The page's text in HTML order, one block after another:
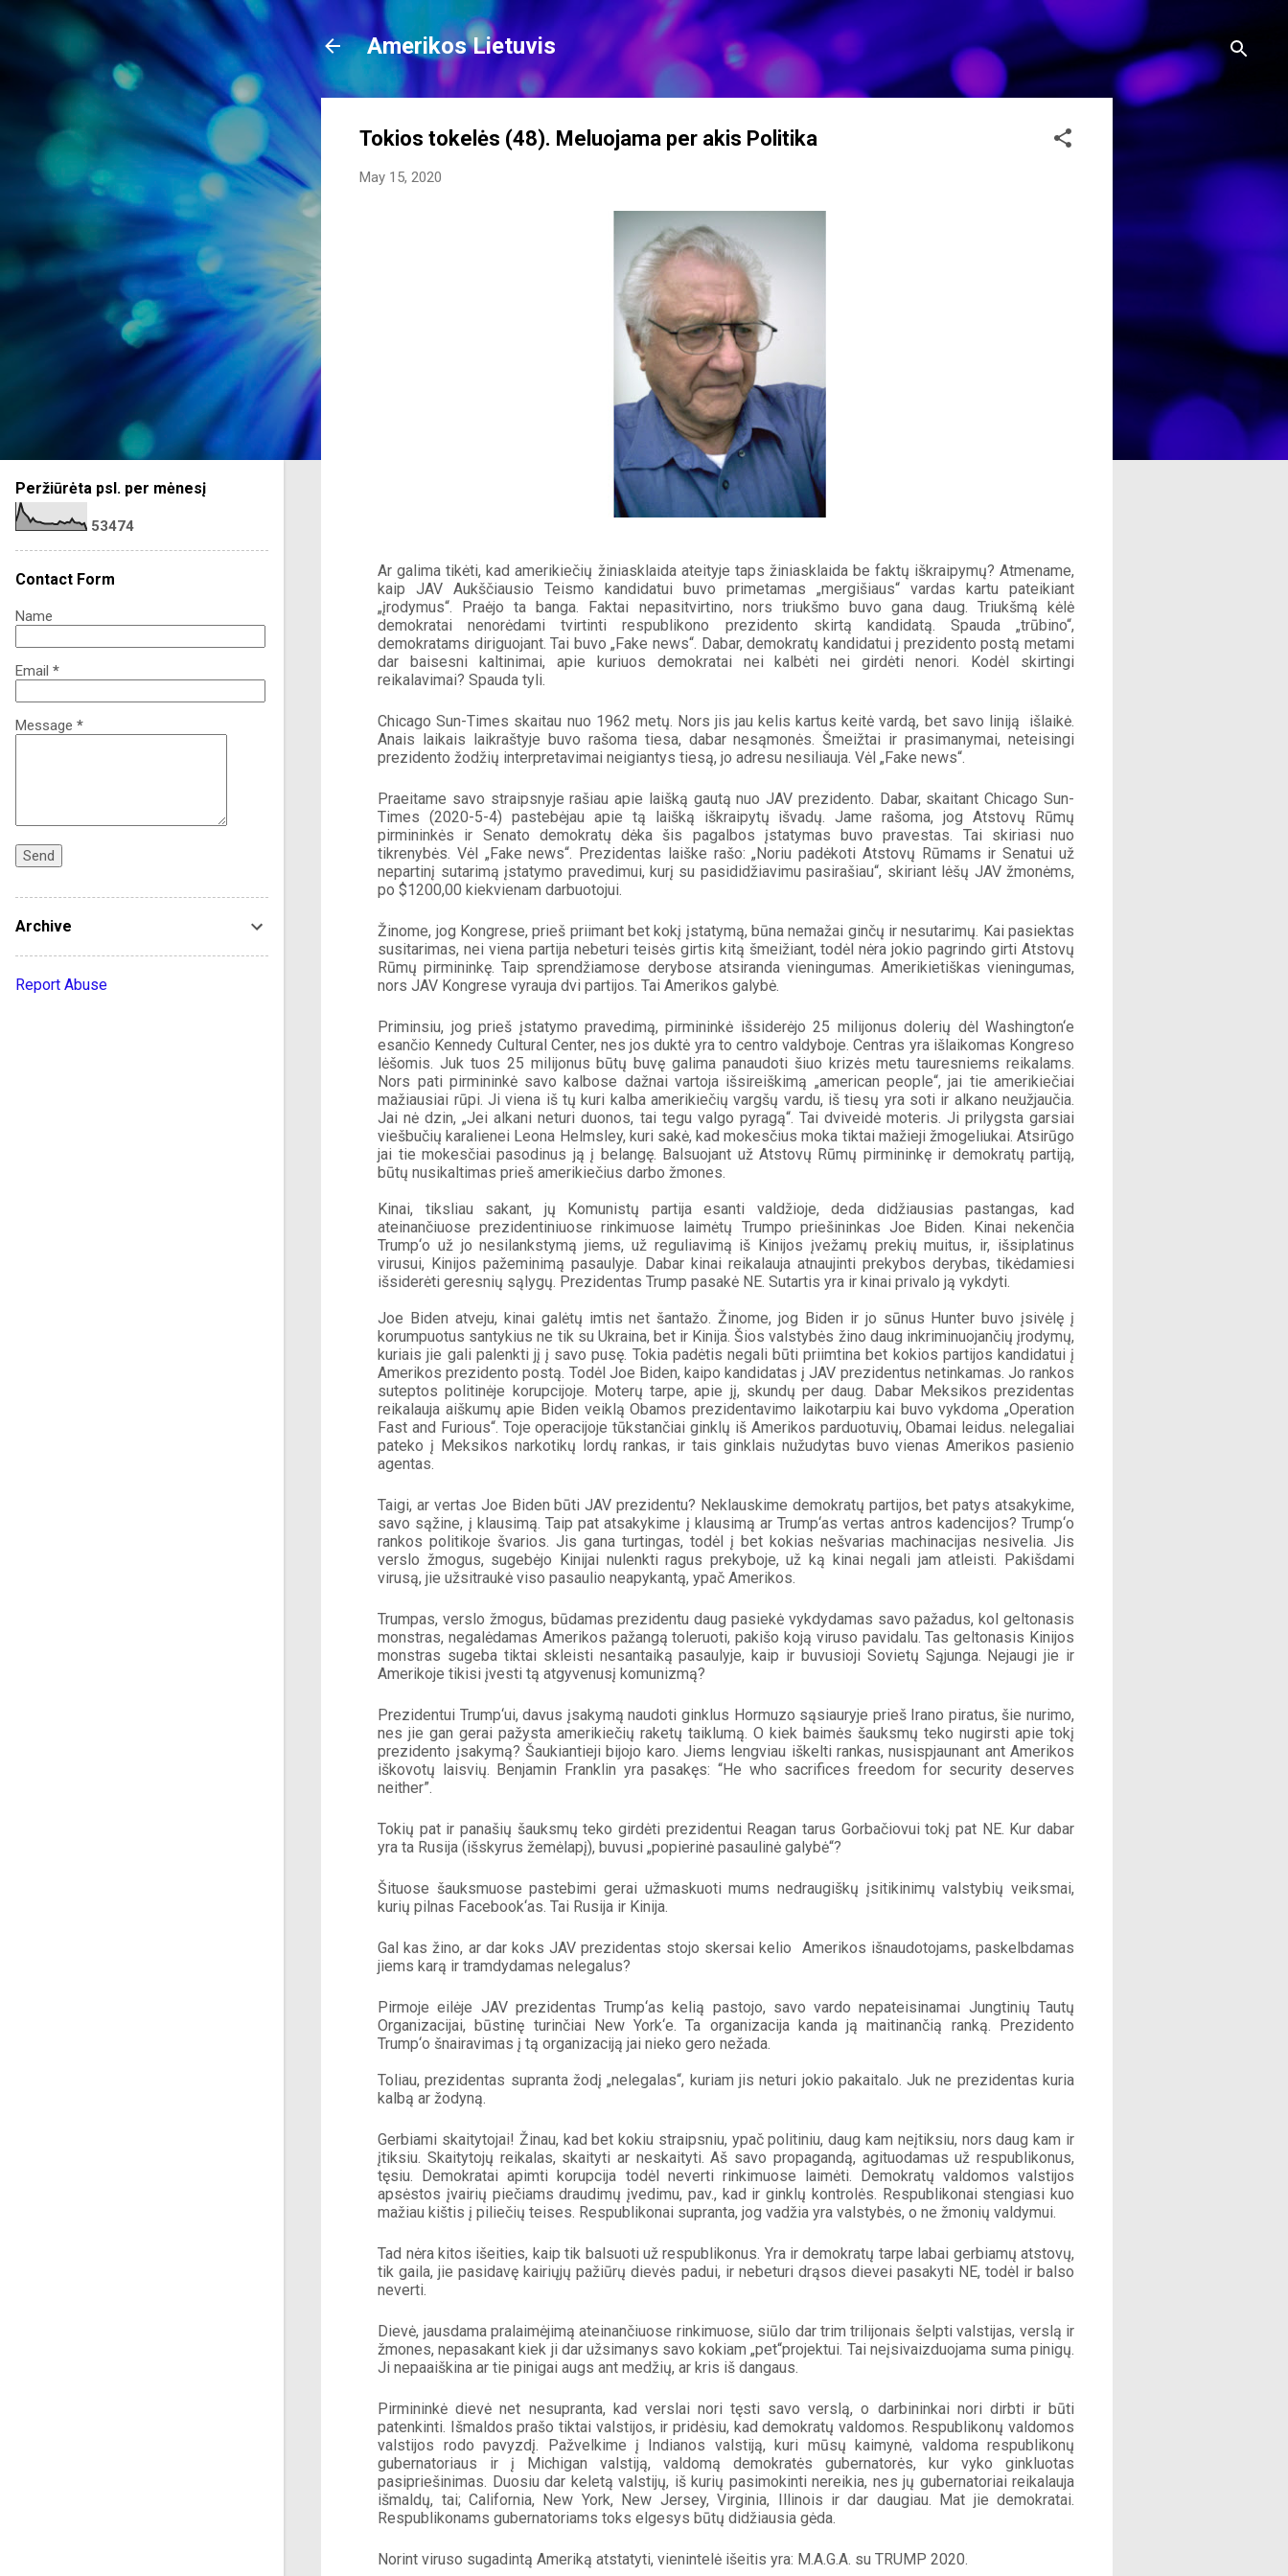
Skip to main content
Amerikos Lietuvis
Tokios tokelės (48). Meluojama per akis Politika
May 15, 2020
Ar galima tikėti, kad amerikiečių žiniasklaida ateityje taps žiniasklaida be faktų iškraipymų? Atmename,
kaip JAV Aukščiausio Teismo kandidatui buvo primetamas „mergišiaus“ vardas kartu pateikiant
„įrodymus“. Praėjo ta banga. Faktai nepasitvirtino, nors triukšmo buvo gana daug. Triukšmą kėlė
demokratai nenorėdami tvirtinti respublikono prezidento skirtą kandidatą. Spauda „trūbino“,
demokratams diriguojant. Tai buvo „Fake news“. Dabar, demokratų kandidatui į prezidento postą metami
dar baisesni kaltinimai, apie kuriuos demokratai nei kalbėti nei girdėti nenori. Kodėl skirtingi
reikalavimai? Spauda tyli.
Chicago Sun-Times skaitau nuo 1962 metų. Nors jis jau kelis kartus keitė vardą, bet savo liniją  išlaikė.
Anais laikais laikraštyje buvo rašoma tiesa, dabar nesąmonės. Šmeižtai ir prasimanymai, neteisingi
prezidento žodžių interpretavimai neigiantys tiesą, jo adresu nesiliauja. Vėl „Fake news“.
Praeitame savo straipsnyje rašiau apie laišką gautą nuo JAV prezidento. Dabar, skaitant Chicago Sun-
Times (2020-5-4) pastebėjau apie tą laišką iškraipytų išvadų. Jame rašoma, jog Atstovų Rūmų
pirmininkės ir Senato demokratų dėka šis pagalbos įstatymas buvo pravestas. Tai skiriasi nuo
tikrenybės. Vėl „Fake news“. Prezidentas laiške rašo: „Noriu padėkoti Atstovų Rūmams ir Senatui už
nepartinį sutarimą įstatymo pravedimui, kurį su pasididžiavimu pasirašiau“, skiriant lėšų JAV žmonėms,
po $1200,00 kiekvienam darbuotojui.
Žinome, jog Kongrese, prieš priimant bet kokį įstatymą, būna nemažai ginčų ir nesutarimų. Kai pasiektas
susitarimas, nei viena partija nebeturi teisės girtis kitą šmeižiant, todėl nėra jokio pagrindo girti Atstovų
Rūmų pirmininkę. Taip sprendžiamose derybose atsiranda vieningumas. Amerikietiškas vieningumas,
nors JAV Kongrese vyrauja dvi partijos. Tai Amerikos galybė.
Priminsiu, jog prieš įstatymo pravedimą, pirmininkė išsiderėjo 25 milijonus dolerių dėl Washington‘e
esančio Kennedy Cultural Center, nes jos duktė yra to centro valdyboje. Centras yra išlaikomas Kongreso
lėšomis. Juk tuos 25 milijonus būtų buvę galima panaudoti šiuo krizės metu tauresniems reikalams.
Nors pati pirmininkė savo kalbose dažnai vartoja išsireiškimą „american people“, jai tie amerikiečiai
mažiausiai rūpi. Ji viena iš tų kuri kalba amerikiečių vargšų vardu, iš tiesų yra soti ir alkano neužjaučia.
Jai nė dzin, „Jei alkani neturi duonos, tai tegu valgo pyragą“. Tai dviveidė moteris. Ji prilygsta garsiai
viešbučių karalienei Leona Helmsley, kuri sakė, kad mokesčius moka tiktai mažieji žmogeliukai. Atsirūgo
jai tie mokesčiai pasodinus ją į belangę. Balsuojant už Atstovų Rūmų pirmininkę ir demokratų partiją,
būtų nusikaltimas prieš amerikiečius darbo žmones.
Kinai, tiksliau sakant, jų Komunistų partija esanti valdžioje, deda didžiausias pastangas, kad
ateinančiuose prezidentiniuose rinkimuose laimėtų Trumpo priešininkas Joe Biden. Kinai nekenčia
Trump‘o už jo nesilankstymą jiems, už reguliavimą iš Kinijos įvežamų prekių muitus, ir, išsiplatinus
virusui, Kinijos pažeminimą pasaulyje. Dabar kinai reikalauja atnaujinti prekybos derybas, tikėdamiesi
išsiderėti geresnių sąlygų. Prezidentas Trump pasakė NE. Sutartis yra ir kinai privalo ją vykdyti.
Joe Biden atveju, kinai galėtų imtis net šantažo. Žinome, jog Biden ir jo sūnus Hunter buvo įsivėlę į
korumpuotus santykius ne tik su Ukraina, bet ir Kinija. Šios valstybės žino daug inkriminuojančių įrodymų,
kuriais jie gali palenkti jį į savo pusę. Tokia padėtis negali būti priimtina bet kokios partijos kandidatui į
Amerikos prezidento postą. Todėl Joe Biden, kaipo kandidatas į JAV prezidentus netinkamas. Jo rankos
suteptos politinėje korupcijoje. Moterų tarpe, apie jį, skundų per daug. Dabar Meksikos prezidentas
reikalauja aiškumų apie Biden veiklą Obamos prezidentavimo laikotarpiu kai buvo vykdoma „Operation
Fast and Furious“. Toje operacijoje tūkstančiai ginklų iš Amerikos parduotuvių, Obamai leidus. nelegaliai
pateko į Meksikos narkotikų lordų rankas, ir tais ginklais nužudytas buvo vienas Amerikos pasienio
agentas.
Taigi, ar vertas Joe Biden būti JAV prezidentu? Neklauskime demokratų partijos, bet patys atsakykime,
savo sąžine, į klausimą. Taip pat atsakykime į klausimą ar Trump‘as vertas antros kadencijos? Trump‘o
rankos politikoje švarios. Jis gana turtingas, todėl į bet kokias nešvarias machinacijas nesivelia. Jis
verslo žmogus, sugebėjo Kinijai nulenkti ragus prekyboje, už ką kinai negali jam atleisti. Pakišdami
virusą, jie užsitraukė viso pasaulio neapykantą, ypač Amerikos.
Trumpas, verslo žmogus, būdamas prezidentu daug pasiekė vykdydamas savo pažadus, kol geltonasis
monstras, negalėdamas Amerikos pažangą toleruoti, pakišo koją viruso pavidalu. Tas geltonasis Kinijos
monstras sugeba tiktai skleisti nesantaiką pasaulyje, kaip ir buvusioji Sovietų Sąjunga. Nejaugi jie ir
Amerikoje tikisi įvesti tą atgyvenusį komunizmą?
Prezidentui Trump‘ui, davus įsakymą naudoti ginklus Hormuzo sąsiauryje prieš Irano piratus, šie nurimo,
nes jie gan gerai pažysta amerikiečių raketų taiklumą. O kiek baimės šauksmų teko nugirsti apie tokį
prezidento įsakymą? Šaukiantieji bijojo karo. Jiems lengviau iškelti rankas, nusispjaunant ant Amerikos
iškovotų laisvių. Benjamin Franklin yra pasakęs: “He who sacrifices freedom for security deserves
neither”.
Tokių pat ir panašių šauksmų teko girdėti prezidentui Reagan tarus Gorbačiovui tokį pat NE. Kur dabar
yra ta Rusija (išskyrus žemėlapį), buvusi „popierinė pasaulinė galybė“?
Šituose šauksmuose pastebimi gerai užmaskuoti mums nedraugiškų įsitikinimų valstybių veiksmai,
kurių pilnas Facebook‘as. Tai Rusija ir Kinija.
Gal kas žino, ar dar koks JAV prezidentas stojo skersai kelio  Amerikos išnaudotojams, paskelbdamas
jiems karą ir tramdydamas nelegalus?
Pirmoje eilėje JAV prezidentas Trump‘as kelią pastojo, savo vardo nepateisinamai Jungtinių Tautų
Organizacijai, būstinę turinčiai New York‘e. Ta organizacija kanda ją maitinančią ranką. Prezidento
Trump‘o šnairavimas į tą organizaciją jai nieko gero nežada.
Toliau, prezidentas supranta žodį „nelegalas“, kuriam jis neturi jokio pakaitalo. Juk ne prezidentas kuria
kalbą ar žodyną.
Gerbiami skaitytojai! Žinau, kad bet kokiu straipsniu, ypač politiniu, daug kam neįtiksiu, nors daug kam ir
įtiksiu. Skaitytojų reikalas, skaityti ar neskaityti. Aš savo propagandą, agituodamas už respublikonus,
tęsiu. Demokratai apimti korupcija todėl neverti rinkimuose laimėti. Demokratų valdomos valstijos
apsėstos įvairių piečiams draudimų įvedimu, pav., kad ir ginklų kontrolės. Respublikonai stengiasi kuo
mažiau kištis į piliečių teises. Respublikonai supranta, jog vadžia yra valstybės, o ne žmonių valdymui.
Tad nėra kitos išeities, kaip tik balsuoti už respublikonus. Yra ir demokratų tarpe labai gerbiamų atstovų,
tik gaila, jie pasidavę kairiųjų pažiūrų dievės padui, ir nebeturi drąsos dievei pasakyti NE, todėl ir balso
neverti.
Dievė, jausdama pralaimėjimą ateinančiuose rinkimuose, siūlo dar trim trilijonais šelpti valstijas, verslą ir
žmones, nepasakant kiek ji dar užsimanys savo kokiam „pet“projektui. Tai neįsivaizduojama suma pinigų.
Ji nepaaiškina ar tie pinigai augs ant medžių, ar kris iš dangaus.
Pirmininkė dievė net nesupranta, kad verslai nori tęsti savo verslą, o darbininkai nori dirbti ir būti
patenkinti. Išmaldos prašo tiktai valstijos, ir pridėsiu, kad demokratų valdomos. Respublikonų valdomos
valstijos rodo pavyzdį. Pažvelkime į Indianos valstiją, kuri mūsų kaimynė, valdoma respublikonų
gubernatoriaus ir į Michigan valstiją, valdomą demokratės gubernatorės, kur vyko ginkluotas
pasipriešinimas. Duosiu dar keletą valstijų, iš kurių pasimokinti nereikia, nes jų gubernatoriai reikalauja
išmaldų, tai; California, New York, New Jersey, Virginia, Illinois ir dar daugiau. Mat jie demokratai.
Respublikonams gubernatoriams toks elgesys būtų didžiausia gėda.
Norint viruso sugadintą Ameriką atstatyti, vienintelė išeitis yra: M.A.G.A. su TRUMP 2020.
Peržiūrėta psl. per mėnesį
53474
Contact Form
Name
Email *
Message *
Archive
Report Abuse